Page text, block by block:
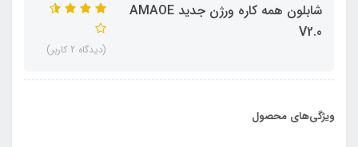
شابلون همه کاره ورژن جدید AMAOE
V2.0
(دیدگاه 2 کاربر)
ویژگی‌های محصول